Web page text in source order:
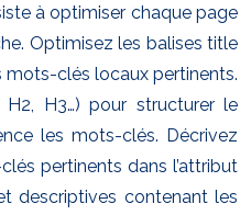
à optimiser chaque page
Optimisez les balises title
clés locaux pertinents.
H3…) pour structurer le
les mots-clés. Décrivez
pertinents dans l’attribut
descriptives contenant les